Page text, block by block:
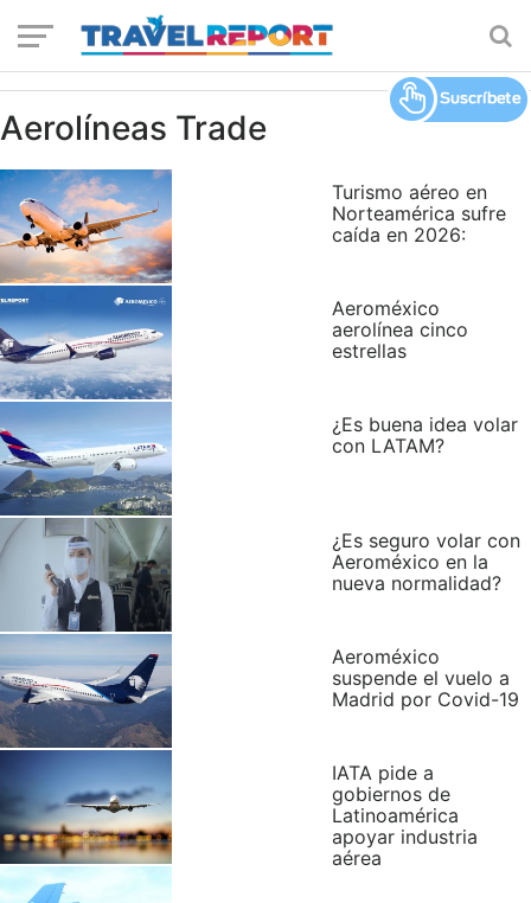
Aerolíneas Trade
Turismo aéreo en
Norteamérica sufre
caída en 2026:
Aeroméxico
aerolínea cinco
estrellas
¿Es buena idea volar
con LATAM?
¿Es seguro volar con
Aeroméxico en la
nueva normalidad?
Aeroméxico
suspende el vuelo a
Madrid por Covid-19
IATA pide a
gobiernos de
Latinoamérica
apoyar industria
aérea